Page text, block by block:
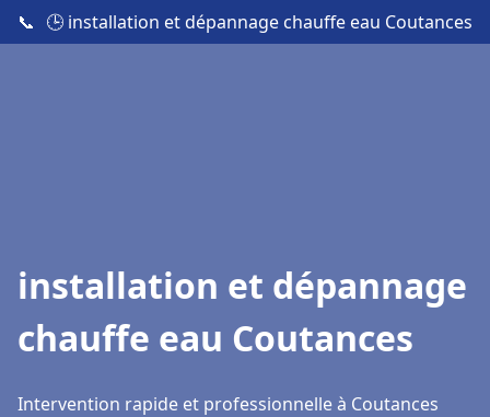
📞 🕒 installation et dépannage chauffe eau Coutances
installation et dépannage
chauffe eau Coutances
Intervention rapide et professionnelle à Coutances